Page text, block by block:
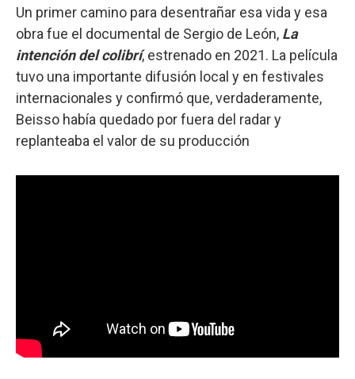
Un primer camino para desentrañar esa vida y esa
obra fue el documental de Sergio de León, La
intención del colibrí, estrenado en 2021. La película
tuvo una importante difusión local y en festivales
internacionales y confirmó que, verdaderamente,
Beisso había quedado por fuera del radar y
replanteaba el valor de su producción